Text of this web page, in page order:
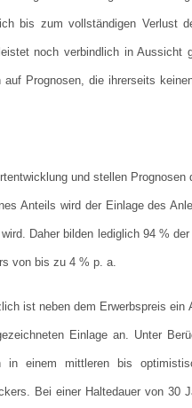
bis zum vollständigen Verlust
noch verbindlich in Aussicht
Prognosen, die ihrerseits
und stellen Prognosen
Anteils wird der Einlage des
Daher bilden lediglich 94 %
von bis zu 4 % p. a.
ist neben dem Erwerbspreis
Einlage an. Unter
in einem mittleren bis
Bei einer Haltedauer von 30